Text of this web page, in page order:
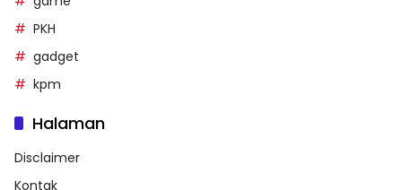
PKH
gadget
kpm
Halaman
Disclaimer
Kontak